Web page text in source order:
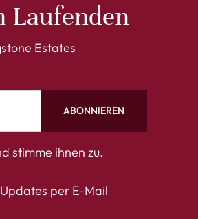
Laufenden
Estates
ABONNIEREN
stimme ihnen zu.
per E-Mail